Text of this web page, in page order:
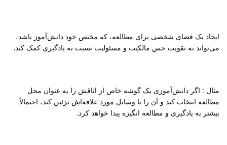
ایجاد یک فضای شخصی برای مطالعه، که مختص خود دانش‌آموز باشد،
می‌تواند به تقویت حس مالکیت و مسئولیت نسبت به یادگیری کمک کند.
مثال : اگر دانش‌آموزی یک گوشه خاص از اتاقش را به عنوان محل
مطالعه انتخاب کند و آن را با وسایل مورد علاقه‌اش تزئین کند، احتمالاً
بیشتر به یادگیری و مطالعه انگیزه پیدا خواهد کرد.